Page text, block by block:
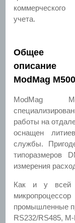
коммерческого
учета.
Общее
описание
ModMag
ModMag
работы на
оснащен
службы.
типоразмеров
измерения
Как и у всей
промышленные
RS232/RS485,